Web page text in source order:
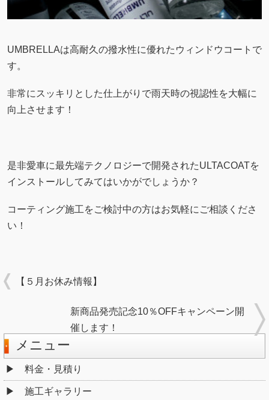
UMBRELLAは高耐久の撥水性に優れたウィンドウコートで
す。
非常にスッキリとした仕上がりで雨天時の視認性を大幅に
向上させます！
是非愛車に最先端テクノロジーで開発されたULTACOATを
インストールしてみてはいかがでしょうか？
コーティング施工をご検討中の方はお気軽にご相談くださ
い！
【５月お休み情報】
新商品発売記念10％OFFキャンペーン開
催します！
メニュー
料金・見積り
施工ギャラリー